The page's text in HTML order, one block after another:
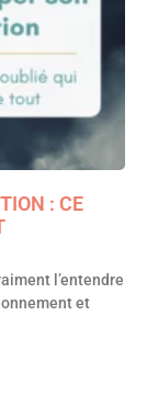
: CE
l’entendre
et